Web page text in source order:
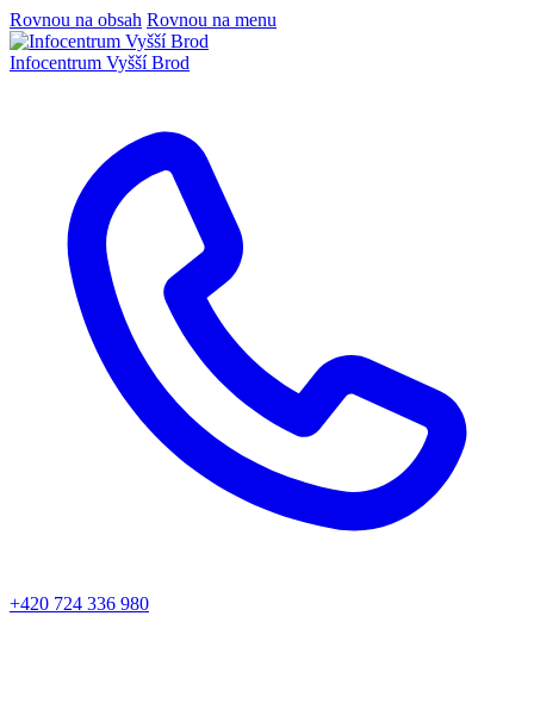
Rovnou na obsah Rovnou na menu
Infocentrum Vyšší Brod
+420 724 336 980